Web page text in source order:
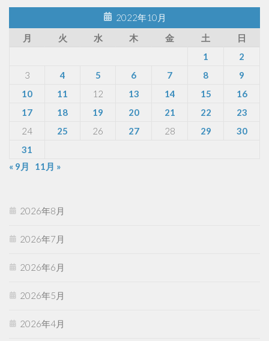
2022年10月
月
火 水 木 金 土
日
1
2
3
4 5 6 7 8
9
10
11 12 13 14 15
16
17
18 19 20 21 22
23
24
25 26 27 28 29
30
31
« 9月
11月 »
2026年8月
2026年7月
2026年6月
2026年5月
2026年4月